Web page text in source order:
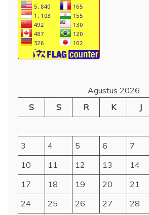
Agustus 2026
S
S R K J
3
4 5 6 7
10
11 12 13 14
17
18 19 20 21
24
25 26 27 28